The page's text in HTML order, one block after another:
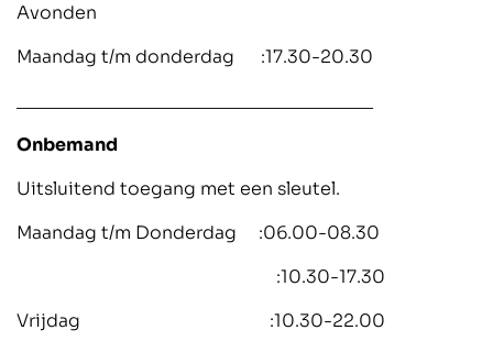
Avonden
Maandag t/m donderdag :17.30-20.30
Onbemand
Uitsluitend toegang met een sleutel.
Maandag t/m Donderdag :06.00-08.30
:10.30-17.30
Vrijdag :10.30-22.00